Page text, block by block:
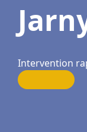
Intervention